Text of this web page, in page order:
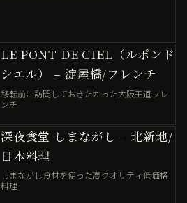
LE PONT DE CIEL（ルポンド
シエル） – 淀屋橋/フレンチ
移転前に訪問しておきたかった大阪王道フレ
ンチ
深夜食堂 しまながし – 北新地/
日本料理
しまながし食材を使った高クオリティ低価格
料理